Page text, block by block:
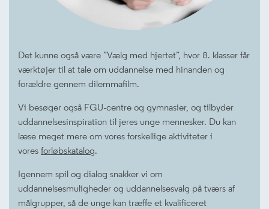
Det kunne også være ”Vælg med hjertet”, hvor 8. klasser får
værktøjer til at tale om uddannelse med hinanden og
forældre gennem dilemmafilm.
Vi besøger også FGU-centre og gymnasier, og tilbyder
uddannelsesinspiration til jeres unge mennesker. Du kan
læse meget mere om vores forskellige aktiviteter i
vores forløbskatalog.
Igennem spil og dialog snakker vi om
uddannelsesmuligheder og uddannelsesvalg på tværs af
målgrupper, så de unge kan træffe et kvalificeret